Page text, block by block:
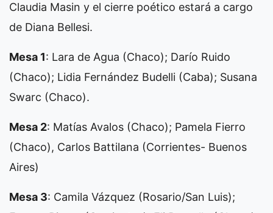
Claudia Masin y el cierre poético estará a cargo
de Diana Bellesi.
Mesa 1: Lara de Agua (Chaco); Darío Ruido
(Chaco); Lidia Fernández Budelli (Caba); Susana
Swarc (Chaco).
Mesa 2: Matías Avalos (Chaco); Pamela Fierro
(Chaco), Carlos Battilana (Corrientes- Buenos
Aires)
Mesa 3: Camila Vázquez (Rosario/San Luis);